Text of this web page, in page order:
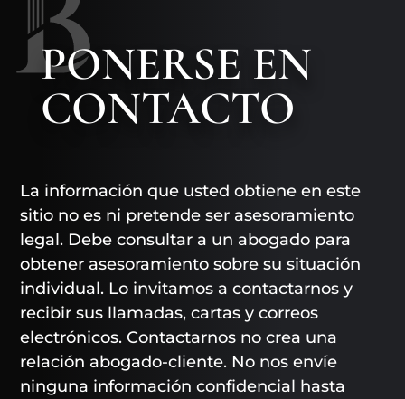
PONERSE EN
CONTACTO
La información que usted obtiene en este
sitio no es ni pretende ser asesoramiento
legal. Debe consultar a un abogado para
obtener asesoramiento sobre su situación
individual. Lo invitamos a contactarnos y
recibir sus llamadas, cartas y correos
electrónicos. Contactarnos no crea una
relación abogado-cliente. No nos envíe
ninguna información confidencial hasta